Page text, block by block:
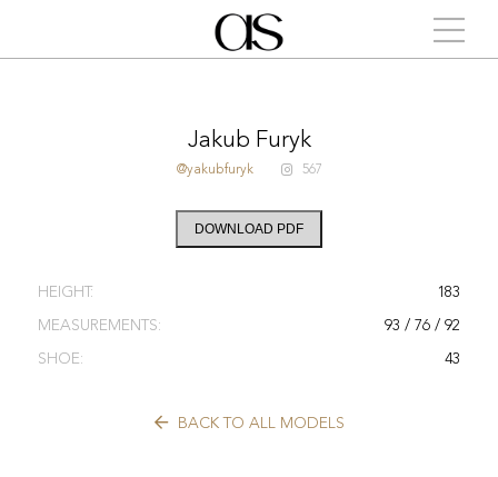
Jakub Furyk
@yakubfuryk 567
DOWNLOAD PDF
HEIGHT: 183
MEASUREMENTS: 93 / 76 / 92
SHOE: 43
BACK TO ALL MODELS